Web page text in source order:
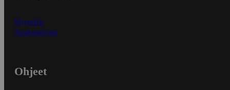
Myymälät
Asiakaspalvelu
Ohjeet